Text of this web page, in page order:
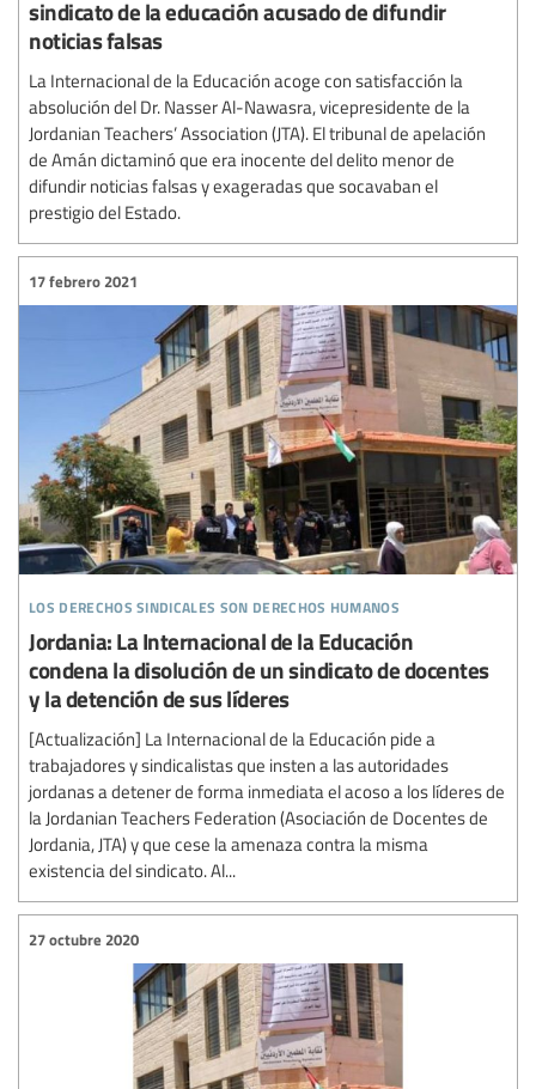
sindicato de la educación acusado de difundir
noticias falsas
La Internacional de la Educación acoge con satisfacción la
absolución del Dr. Nasser Al-Nawasra, vicepresidente de la
Jordanian Teachers’ Association (JTA). El tribunal de apelación
de Amán dictaminó que era inocente del delito menor de
difundir noticias falsas y exageradas que socavaban el
prestigio del Estado.
los derechos sindicales son derechos humanos
17 febrero 2021
Jordania: La Internacional de la Educación
condena la disolución de un sindicato de docentes
y la detención de sus líderes
[Actualización] La Internacional de la Educación pide a
trabajadores y sindicalistas que insten a las autoridades
jordanas a detener de forma inmediata el acoso a los líderes de
la Jordanian Teachers Federation (Asociación de Docentes de
Jordania, JTA) y que cese la amenaza contra la misma
existencia del sindicato. Al...
27 octubre 2020